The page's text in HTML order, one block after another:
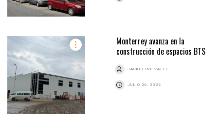
Monterrey avanza en la
construcción de espacios BTS
JACKELINE VALLE
JULIO 26, 2022